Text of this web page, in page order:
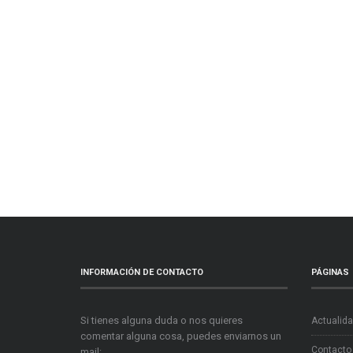
INFORMACIÓN DE CONTACTO
Si tienes alguna duda o nos quieres
comentar alguna cosa, puedes enviarnos un
PÁGINAS
Contacto